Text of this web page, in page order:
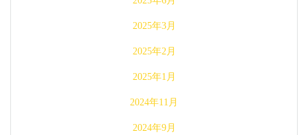
2025年3月
2025年2月
2025年1月
2024年11月
2024年9月